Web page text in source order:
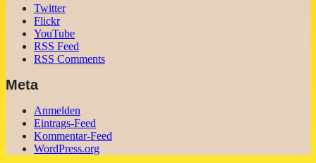
Twitter
Flickr
YouTube
RSS Feed
RSS Comments
Meta
Anmelden
Eintrags-Feed
Kommentar-Feed
WordPress.org